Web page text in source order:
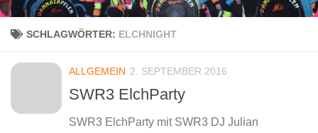
SCHLAGWÖRTER: ELCHNIGHT
ALLGEMEIN 2. SEPTEMBER 2016
SWR3 ElchParty
SWR3 ElchParty mit SWR3 DJ Julian